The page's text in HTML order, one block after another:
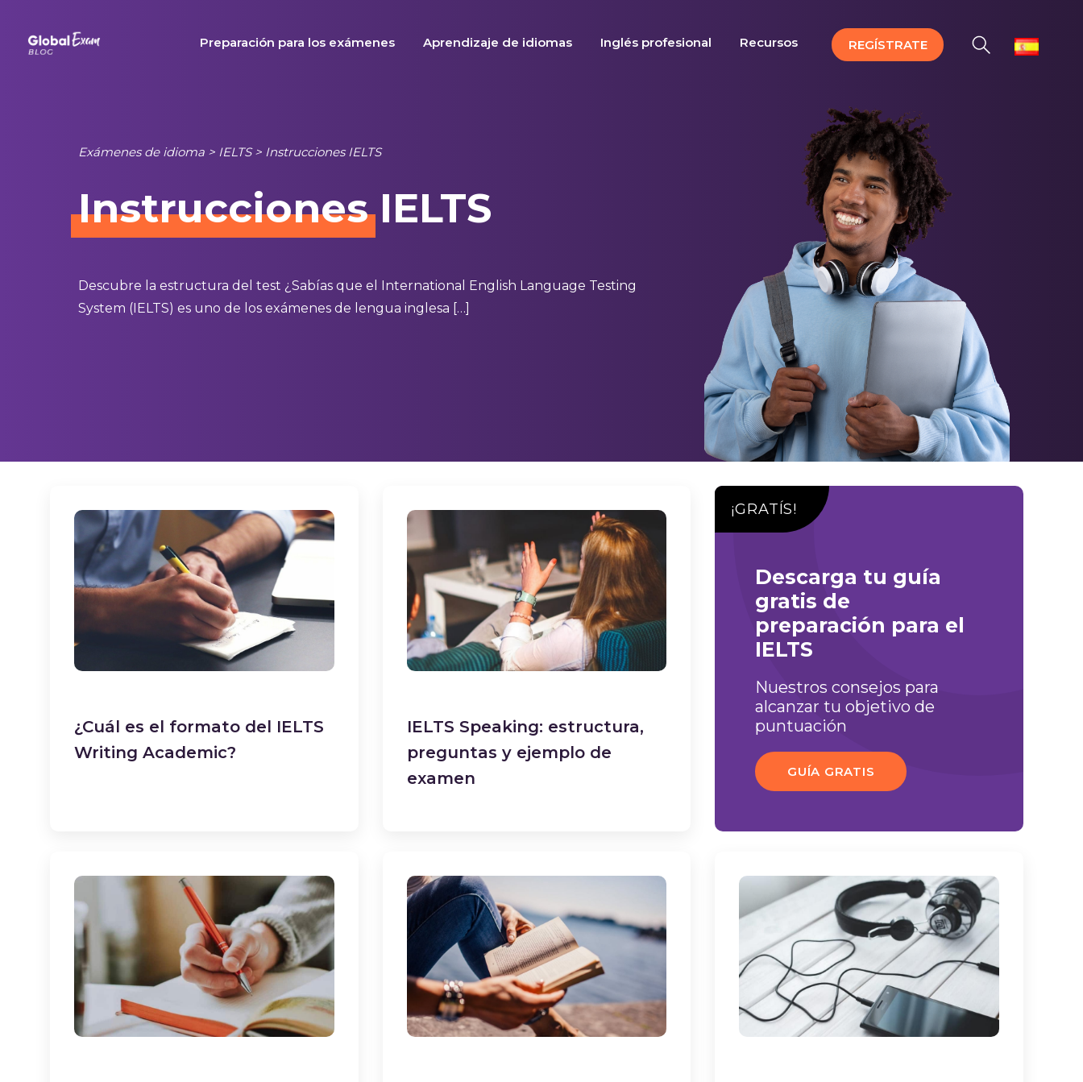
content
Preparación para los exámenes Aprendizaje de idiomas Inglés profesional Recursos REGÍSTRATE
Exámenes de idioma > IELTS> Instrucciones IELTS
InstruccionesIELTS
Descubre la estructura del test ¿Sabías que el International English Language Testing
System (IELTS) es uno de los exámenes de lengua inglesa […]
¿Cuál es el formato del IELTS
Writing Academic?
IELTS Speaking: estructura,
preguntas y ejemplo de
examen
¡GRATÍS!
Descarga tu guía
gratis de
preparación para el
IELTS
Nuestros consejos para
alcanzar tu objetivo de
puntuación
GUÍA GRATIS